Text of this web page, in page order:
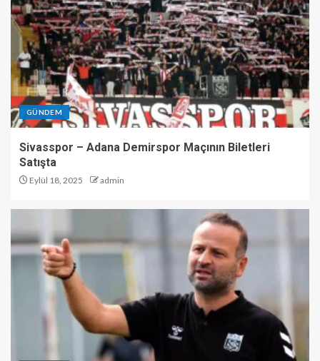
GÜNDEM
Sivasspor – Adana Demirspor Maçının Biletleri
Satışta
Eylül 18, 2025 admin